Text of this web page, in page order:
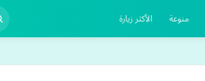
منوعة الأكثر زيارة